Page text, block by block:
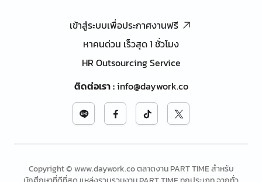
เข้าสู่ระบบเพื่อประกาศงานฟรี
หาคนด่วน เร็วสุด 1 ชั่วโมง
HR Outsourcing Service
ติดต่อเรา:info@daywork.co
Copyright © www.daywork.co ตลาดงาน PART TIME สำหรับ